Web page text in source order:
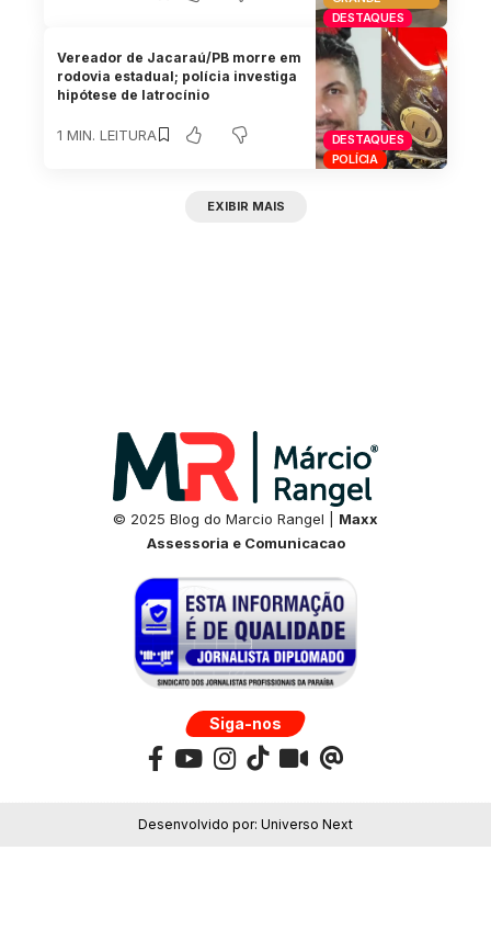
DESTAQUES
DESTAQUES
POLÍCIA
Vereador de Jacaraú/PB morre em
rodovia estadual; polícia investiga
hipótese de latrocínio
1 MIN. LEITURA
EXIBIR MAIS
© 2025 Blog do Marcio Rangel | Maxx
Assessoria e Comunicacao
Siga-nos
Desenvolvido por: Universo Next